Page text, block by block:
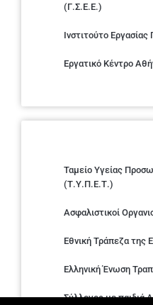
(Γ.Σ.Ε.Ε.)
Ινστιτούτο
Εργατικό Κέντρο
Ταμείο Υγείας
(Τ.Υ.Π.Ε.Τ.)
Ασφαλιστικοί
Εθνική Τράπεζα της
Ελληνική Ένωση
Σύλλογος με παιδιά